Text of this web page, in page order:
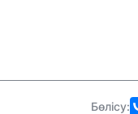
Бөлісу: